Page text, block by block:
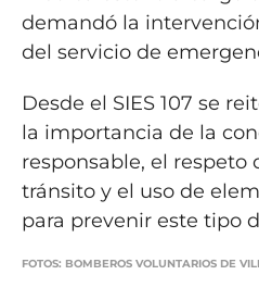
demandó la
del servicio de
Desde el SIES 107 se
la importancia de la
responsable, el respeto
tránsito y el uso de
para prevenir este tipo
FOTOS: BOMBEROS VOLUNTARIOS DE